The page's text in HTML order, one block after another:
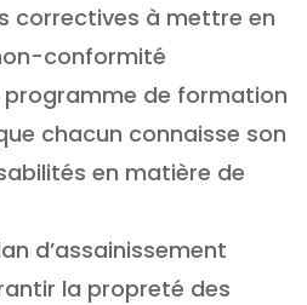
correctives à mettre en
conformité
programme de formation
chacun connaisse son
en matière de
d’assainissement
la propreté des